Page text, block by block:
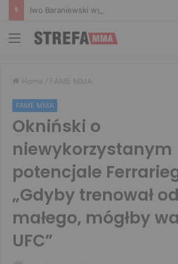
Menu
Home / FAME MMA
FAME MMA
Okniński o
niewykorzystanym
potencjale
„Gdyby trenował od
małego, mógłby
UFC”